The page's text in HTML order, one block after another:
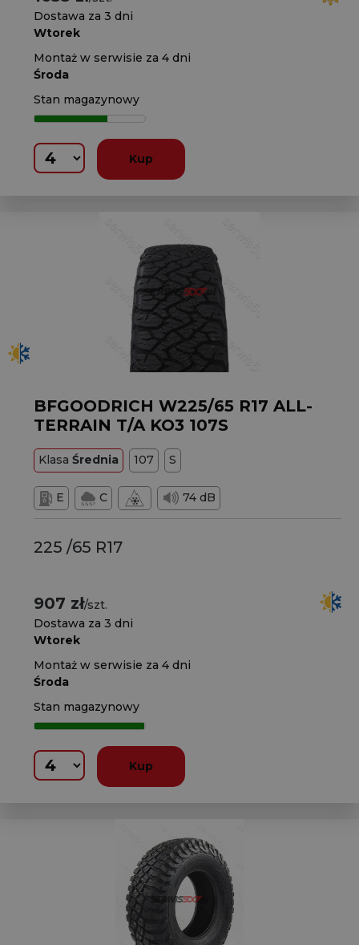
Dostawa za 3 dni
Wtorek
Montaż w serwisie za 4 dni
Środa
Stan magazynowy
Kup
BFGOODRICH W225/65 R17 ALL-
TERRAIN T/A KO3 107S
KlasaŚrednia 107 S
E C 74 dB
225 /65 R17
907 zł/szt.
Dostawa za 3 dni
Wtorek
Montaż w serwisie za 4 dni
Środa
Stan magazynowy
Kup